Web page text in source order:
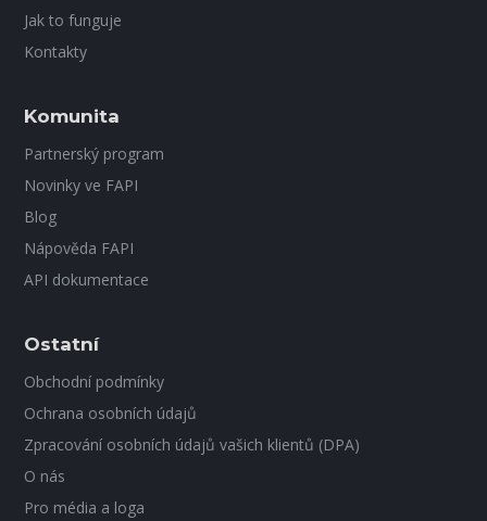
Jak to funguje
Kontakty
Komunita
Partnerský program
Novinky ve FAPI
Blog
Nápověda FAPI
API dokumentace
Ostatní
Obchodní podmínky
Ochrana osobních údajů
Zpracování osobních údajů vašich klientů (DPA)
O nás
Pro média a loga